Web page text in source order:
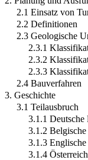
2.1 Einsatz von
2.2 Definitionen
2.3 Geologische
2.3.1
2.3.2
2.3.3
2.4 Bauverfahren
3. Geschichte
3.1 Teilausbruch
3.1.1 Deutsche
3.1.2
3.1.3
3.1.4